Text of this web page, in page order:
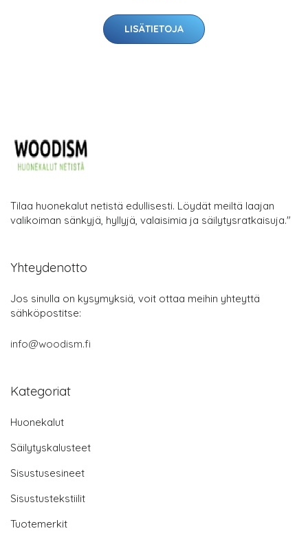
LISÄTIETOJA
Tilaa huonekalut netistä edullisesti. Löydät meiltä laajan
valikoiman sänkyjä, hyllyjä, valaisimia ja säilytysratkaisuja."
Yhteydenotto
Jos sinulla on kysymyksiä, voit ottaa meihin yhteyttä
sähköpostitse:
info@woodism.fi
Kategoriat
Huonekalut
Säilytyskalusteet
Sisustusesineet
Sisustustekstiilit
Tuotemerkit